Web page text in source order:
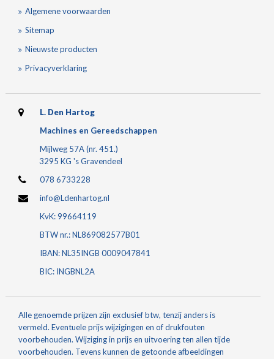
Algemene voorwaarden
Sitemap
Nieuwste producten
Privacyverklaring
L. Den Hartog
Machines en Gereedschappen
Mijlweg 57A (nr. 451.)
3295 KG 's Gravendeel
078 6733228
info@Ldenhartog.nl
KvK: 99664119
BTW nr.: NL869082577B01
IBAN: NL35INGB 0009047841
BIC: INGBNL2A
Alle genoemde prijzen zijn exclusief btw, tenzij anders is
vermeld. Eventuele prijs wijzigingen en of drukfouten
voorbehouden. Wijziging in prijs en uitvoering ten allen tijde
voorbehouden. Tevens kunnen de getoonde afbeeldingen